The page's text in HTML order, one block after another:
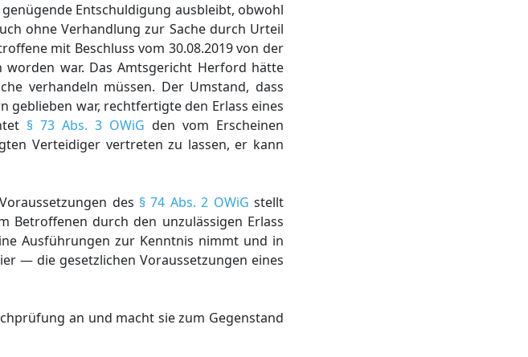
Entschuldigung ausbleibt, obwohl
ohne Verhandlung zur Sache durch Urteil
mit Beschluss vom 30.08.2019 von der
war. Das Amtsgericht Herford hätte
verhandeln müssen. Der Umstand, dass
war, rechtfertigte den Erlass eines
§ 73 Abs. 3 OWiG den vom Erscheinen
Verteidiger vertreten zu lassen, er kann
des § 74 Abs. 2 OWiG stellt
Betroffenen durch den unzulässigen Erlass
Ausführungen zur Kenntnis nimmt und in
— die gesetzlichen Voraussetzungen eines
an und macht sie zum Gegenstand